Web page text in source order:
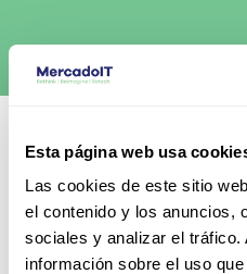
Esta página web usa
Las cookies de este sitio
el contenido y los anuncios,
sociales y analizar el tráfico.
información sobre el uso